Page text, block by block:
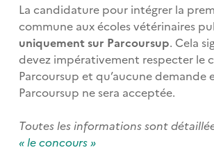
La candidature pour intégrer la
commune aux écoles vétérinaires
uniquement sur Parcoursup. Cela
devez impérativement respecter le
Parcoursup et qu’aucune demande
Parcoursup ne sera acceptée.
Toutes les informations sont
« le concours »